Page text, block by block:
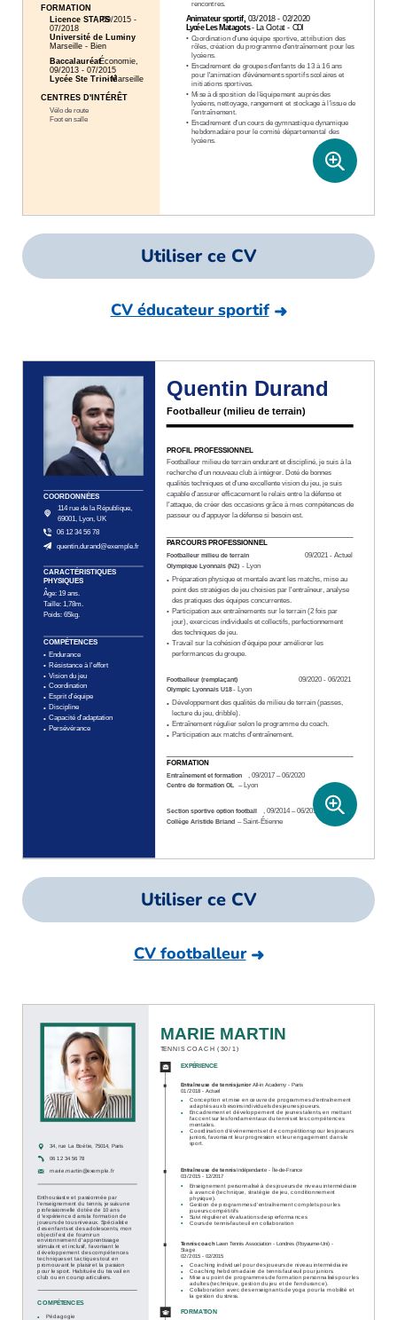
Utiliser ce CV
CV éducateur sportif
Utiliser ce CV
CV footballeur